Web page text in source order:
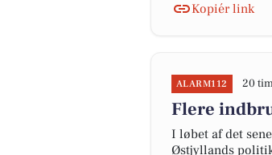
Kopiér link
ALARM112 20
Flere
I løbet af det
Østjyllands